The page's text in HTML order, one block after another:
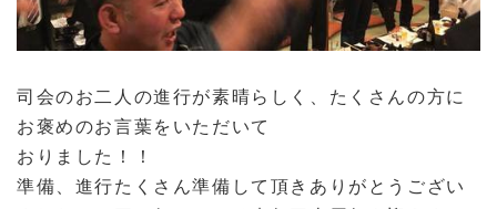
司会のお二人の進行が素晴らしく、たくさんの方に
お褒めのお言葉をいただいて
おりました！！
準備、進行たくさん準備して頂きありがとうござい